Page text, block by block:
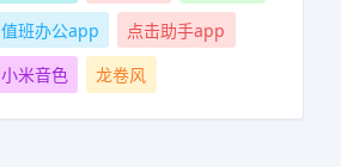
值班办公app
点击助手app
小米音色
龙卷风